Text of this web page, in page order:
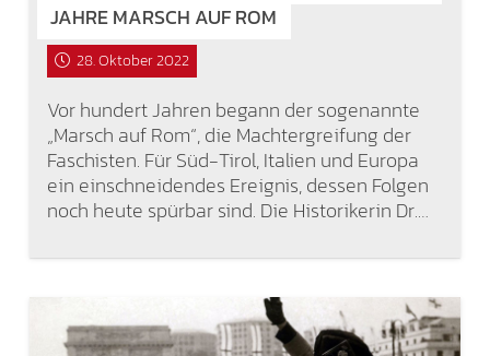
JAHRE MARSCH AUF ROM
28. Oktober 2022
Vor hundert Jahren begann der sogenannte
„Marsch auf Rom“, die Machtergreifung der
Faschisten. Für Süd-Tirol, Italien und Europa
ein einschneidendes Ereignis, dessen Folgen
noch heute spürbar sind. Die Historikerin Dr.…